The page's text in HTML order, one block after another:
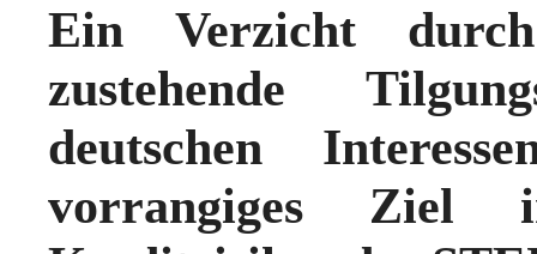
Ein Verzicht
zustehende
deutschen
vorrangiges Ziel